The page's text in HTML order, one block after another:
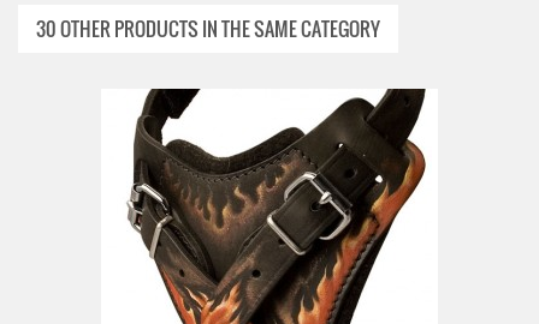
30 OTHER PRODUCTS IN THE SAME CATEGORY